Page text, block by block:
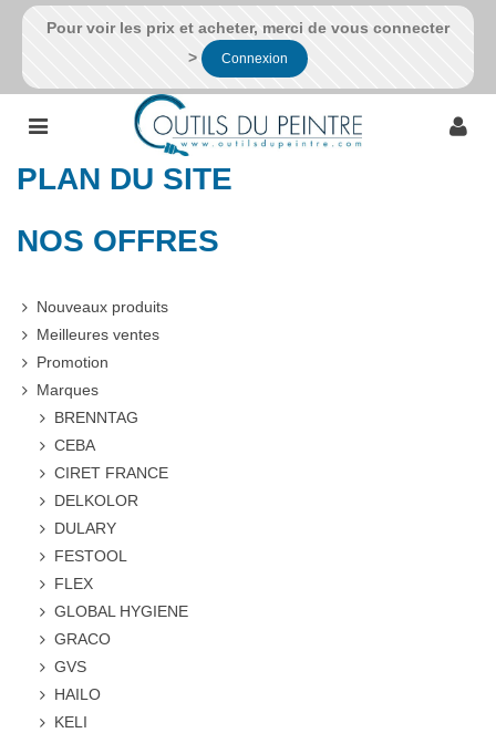
Pour voir les prix et acheter, merci de vous connecter
>
Connexion
PLAN DU SITE
NOS OFFRES
Nouveaux produits
Meilleures ventes
Promotion
Marques
BRENNTAG
CEBA
CIRET FRANCE
DELKOLOR
DULARY
FESTOOL
FLEX
GLOBAL HYGIENE
GRACO
GVS
HAILO
KELI